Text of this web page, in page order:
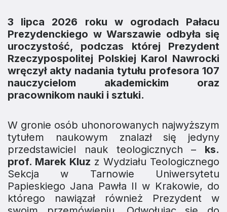
3 lipca 2026 roku w ogrodach Pałacu
Prezydenckiego w Warszawie odbyła się
uroczystość, podczas której Prezydent
Rzeczypospolitej Polskiej Karol Nawrocki
wręczył akty nadania tytułu profesora 107
nauczycielom akademickim oraz
pracownikom nauki i sztuki.
W gronie osób uhonorowanych najwyższym
tytułem naukowym znalazł się jedyny
przedstawiciel nauk teologicznych – ks.
prof. Marek Kluz z Wydziału Teologicznego
Sekcja w Tarnowie Uniwersytetu
Papieskiego Jana Pawła II w Krakowie, do
którego nawiązał również Prezydent w